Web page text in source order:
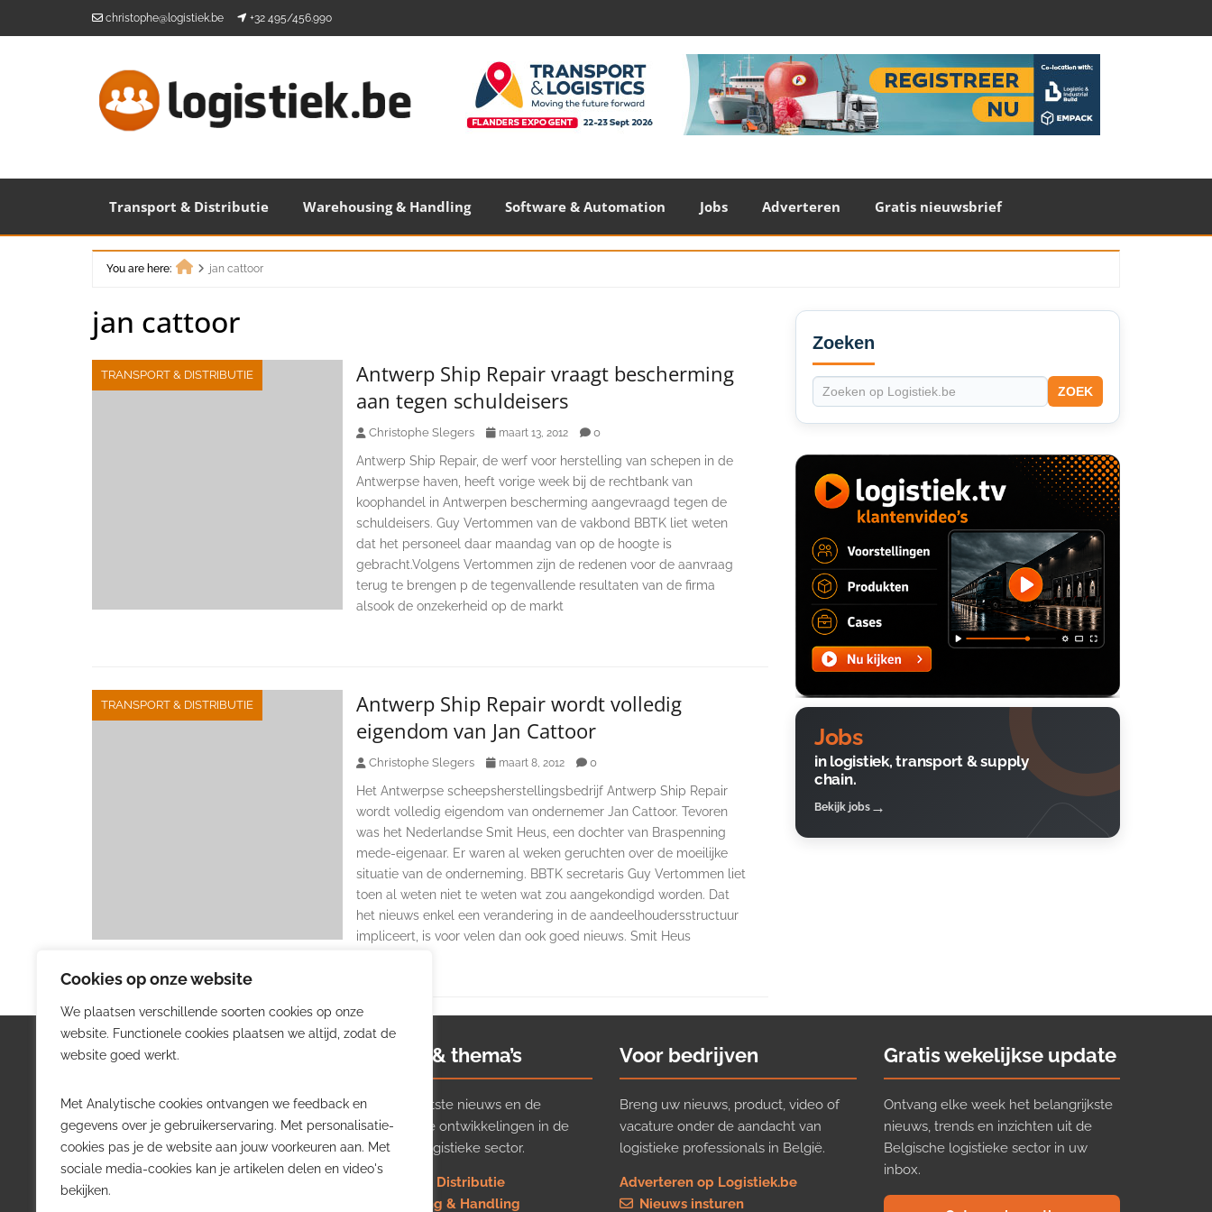
Cookies op onze website
We plaatsen verschillende soorten cookies op onze
website. Functionele cookies plaatsen we altijd, zodat de
website goed werkt.
Met Analytische cookies ontvangen we feedback en
gegevens over je gebruikerservaring. Met personalisatie-
cookies pas je de website aan jouw voorkeuren aan. Met
sociale media-cookies kan je artikelen delen en video's
bekijken.
christophe@logistiek.be +32 495/456.990
Transport & Distributie Warehousing & Handling Software & Automation Jobs Adverteren Gratis nieuwsbrief
You are here:
jan cattoor
jan cattoor
TRANSPORT & DISTRIBUTIE
Antwerp Ship Repair vraagt bescherming
aan tegen schuldeisers
Christophe Slegers maart 13, 2012 0
Antwerp Ship Repair, de werf voor herstelling van schepen in de
Antwerpse haven, heeft vorige week bij de rechtbank van
koophandel in Antwerpen bescherming aangevraagd tegen de
schuldeisers. Guy Vertommen van de vakbond BBTK liet weten
dat het personeel daar maandag van op de hoogte is
gebracht.Volgens Vertommen zijn de redenen voor de aanvraag
terug te brengen p de tegenvallende resultaten van de firma
alsook de onzekerheid op de markt
TRANSPORT & DISTRIBUTIE
Antwerp Ship Repair wordt volledig
eigendom van Jan Cattoor
Christophe Slegers maart 8, 2012 0
Het Antwerpse scheepsherstellingsbedrijf Antwerp Ship Repair
wordt volledig eigendom van ondernemer Jan Cattoor. Tevoren
was het Nederlandse Smit Heus, een dochter van Braspenning
mede-eigenaar. Er waren al weken geruchten over de moeilijke
situatie van de onderneming. BBTK secretaris Guy Vertommen liet
toen al weten niet te weten wat zou aangekondigd worden. Dat
het nieuws enkel een verandering in de aandeelhoudersstructuur
impliceert, is voor velen dan ook goed nieuws. Smit Heus
Secondary
Sidebar
Zoeken
ZOEK
Jobs
in logistiek, transport & supply
chain.
Bekijk jobs
Logistiek.be
Logistiek.be brengt dagelijks nieuws,
trends en praktijkverhalen over
transport, warehousing, supply chain
en automatisering in België.
Nieuws & thema’s
Volg het laatste nieuws en de
belangrijkste ontwikkelingen in de
Belgische logistieke sector.
Transport & Distributie
Warehousing & Handling
Voor bedrijven
Breng uw nieuws, product, video of
vacature onder de aandacht van
logistieke professionals in België.
Adverteren op Logistiek.be
Nieuws insturen
Gratis wekelijkse update
Ontvang elke week het belangrijkste
nieuws, trends en inzichten uit de
Belgische logistieke sector in uw
inbox.